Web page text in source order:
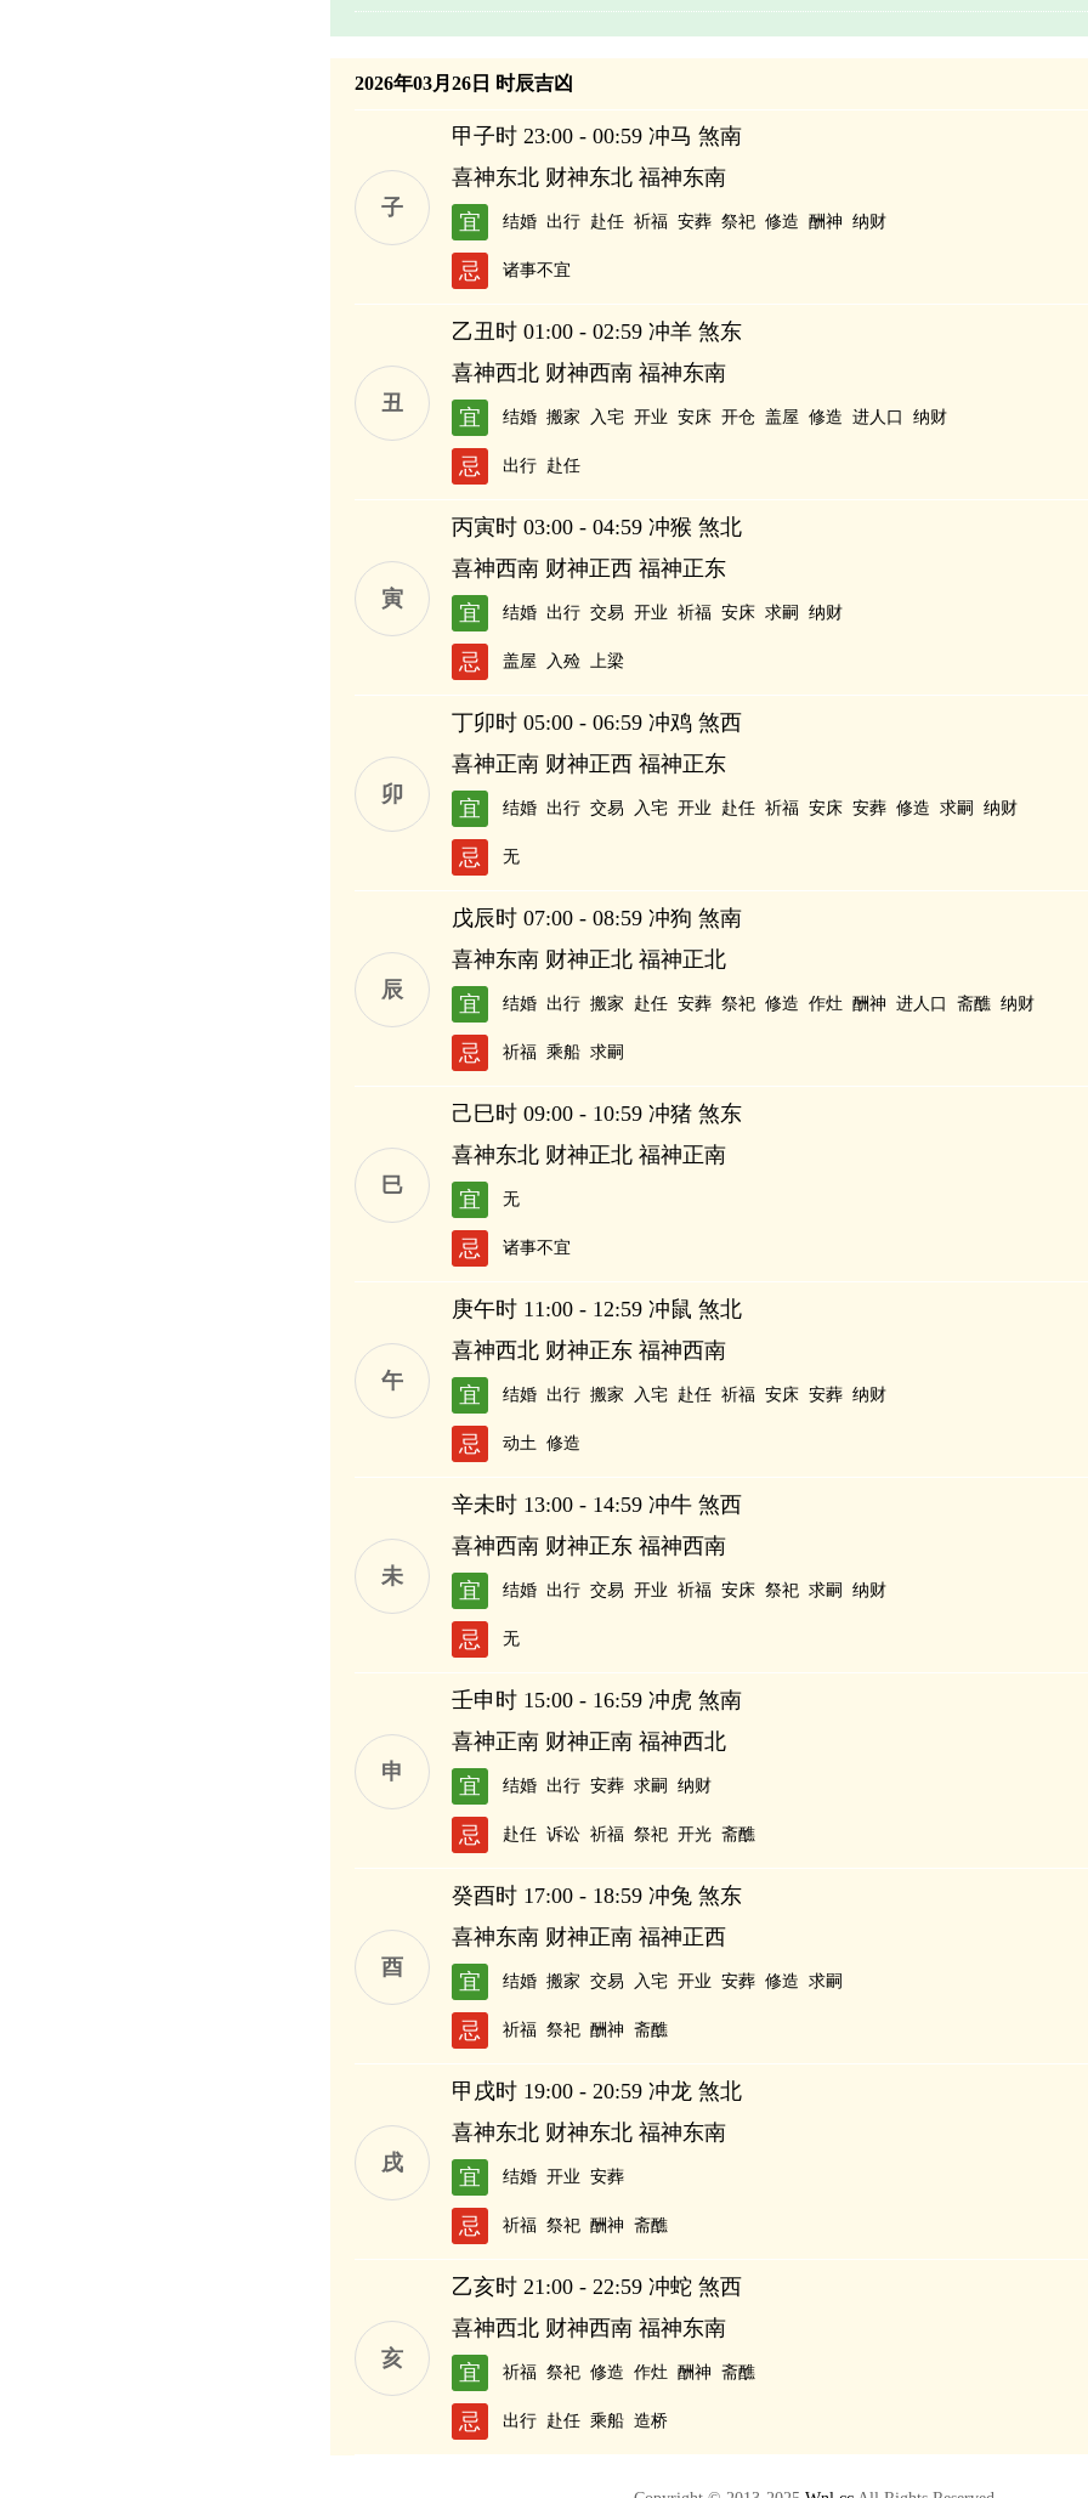
2026年03月26日 时辰吉凶
子
甲子时 23:00 - 00:59 冲马 煞南
喜神东北 财神东北 福神东南
宜
结婚 出行 赴任 祈福 安葬 祭祀 修造 酬神 纳财
忌 诸事不宜
丑
乙丑时 01:00 - 02:59 冲羊 煞东
喜神西北 财神西南 福神东南
宜
结婚 搬家 入宅 开业 安床 开仓 盖屋 修造 进人口 纳财
忌 出行 赴任
寅
丙寅时 03:00 - 04:59 冲猴 煞北
喜神西南 财神正西 福神正东
宜
结婚 出行 交易 开业 祈福 安床 求嗣 纳财
忌 盖屋 入殓 上梁
卯
丁卯时 05:00 - 06:59 冲鸡 煞西
喜神正南 财神正西 福神正东
宜
结婚 出行 交易 入宅 开业 赴任 祈福 安床 安葬 修造 求嗣 纳财
忌 无
辰
戊辰时 07:00 - 08:59 冲狗 煞南
喜神东南 财神正北 福神正北
宜
结婚 出行 搬家 赴任 安葬 祭祀 修造 作灶 酬神 进人口 斋醮 纳财
忌 祈福 乘船 求嗣
巳
己巳时 09:00 - 10:59 冲猪 煞东
喜神东北 财神正北 福神正南
宜
无
忌 诸事不宜
午
庚午时 11:00 - 12:59 冲鼠 煞北
喜神西北 财神正东 福神西南
宜
结婚 出行 搬家 入宅 赴任 祈福 安床 安葬 纳财
忌 动土 修造
未
辛未时 13:00 - 14:59 冲牛 煞西
喜神西南 财神正东 福神西南
宜
结婚 出行 交易 开业 祈福 安床 祭祀 求嗣 纳财
忌 无
申
壬申时 15:00 - 16:59 冲虎 煞南
喜神正南 财神正南 福神西北
宜
结婚 出行 安葬 求嗣 纳财
忌 赴任 诉讼 祈福 祭祀 开光 斋醮
酉
癸酉时 17:00 - 18:59 冲兔 煞东
喜神东南 财神正南 福神正西
宜
结婚 搬家 交易 入宅 开业 安葬 修造 求嗣
忌 祈福 祭祀 酬神 斋醮
戌
甲戌时 19:00 - 20:59 冲龙 煞北
喜神东北 财神东北 福神东南
宜
结婚 开业 安葬
忌 祈福 祭祀 酬神 斋醮
亥
乙亥时 21:00 - 22:59 冲蛇 煞西
喜神西北 财神西南 福神东南
宜
祈福 祭祀 修造 作灶 酬神 斋醮
忌 出行 赴任 乘船 造桥